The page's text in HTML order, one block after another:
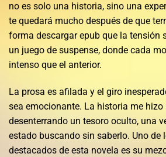
no es solo una historia, sino una
te quedará mucho después de que
forma descargar epub que la tensión
un juego de suspense, donde cada
intenso que el anterior.
La prosa es afilada y el giro
sea emocionante. La historia me hizo
desenterrando un tesoro oculto, una
estado buscando sin saberlo. Uno de
destacados de esta novela es su